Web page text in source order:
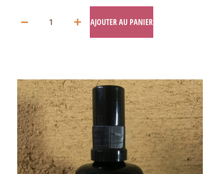
AJOUTER AU PANIER